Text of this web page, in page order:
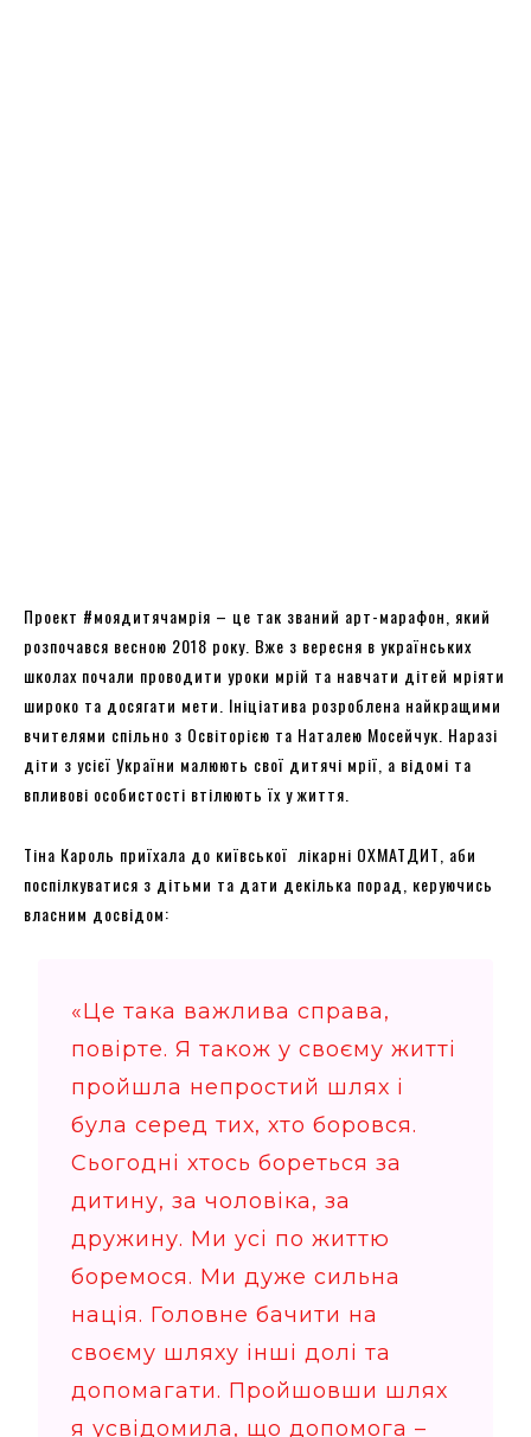
Проект #моядитячамрія – це так званий арт-марафон, який
розпочався весною 2018 року. Вже з вересня в українських
школах почали проводити уроки мрій та навчати дітей мріяти
широко та досягати мети. Ініціатива розроблена найкращими
вчителями спільно з Освіторією та Наталею Мосейчук. Наразі
діти з усієї України малюють свої дитячі мрії, а відомі та
впливові особистості втілюють їх у життя.
Тіна Кароль приїхала до київської лікарні ОХМАТДИТ, аби
поспілкуватися з дітьми та дати декілька порад, керуючись
власним досвідом:
«Це така важлива справа,
повірте. Я також у своєму житті
пройшла непростий шлях і
була серед тих, хто боровся.
Сьогодні хтось бореться за
дитину, за чоловіка, за
дружину. Ми усі по життю
боремося. Ми дуже сильна
нація. Головне бачити на
своєму шляху інші долі та
допомагати. Пройшовши шлях
я усвідомила, що допомога –